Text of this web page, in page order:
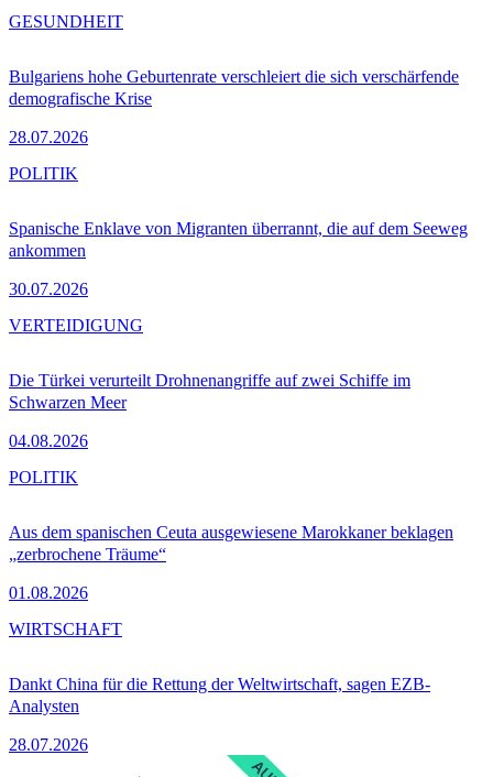
Bulgariens hohe Geburtenrate verschleiert die sich verschärfende
demografische Krise
28.07.2026
GESUNDHEIT
Spanische Enklave von Migranten überrannt, die auf dem Seeweg
ankommen
30.07.2026
POLITIK
Die Türkei verurteilt Drohnenangriffe auf zwei Schiffe im
Schwarzen Meer
04.08.2026
VERTEIDIGUNG
Aus dem spanischen Ceuta ausgewiesene Marokkaner beklagen
„zerbrochene Träume“
01.08.2026
POLITIK
Dankt China für die Rettung der Weltwirtschaft, sagen EZB-
Analysten
28.07.2026
WIRTSCHAFT